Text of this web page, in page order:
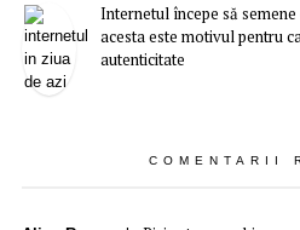
Internetul începe să
acesta este motivul pentru
autenticitate
COMENTARII